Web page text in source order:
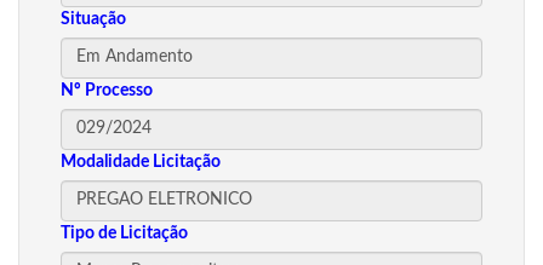
Situação
Nº Processo
Modalidade Licitação
Tipo de Licitação